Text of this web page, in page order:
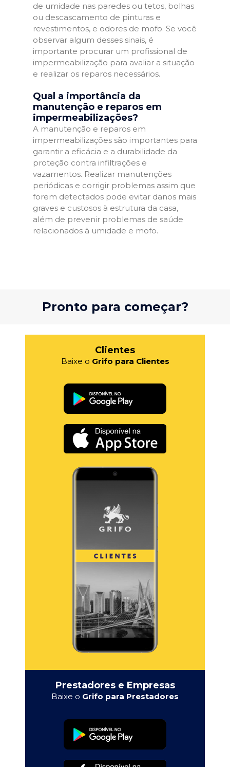
de umidade nas paredes ou tetos, bolhas
ou descascamento de pinturas e
revestimentos, e odores de mofo. Se você
observar algum desses sinais, é
importante procurar um profissional de
impermeabilização para avaliar a situação
e realizar os reparos necessários.
Qual a importância da
manutenção e reparos em
impermeabilizações?
A manutenção e reparos em
impermeabilizações são importantes para
garantir a eficácia e a durabilidade da
proteção contra infiltrações e
vazamentos. Realizar manutenções
periódicas e corrigir problemas assim que
forem detectados pode evitar danos mais
graves e custosos à estrutura da casa,
além de prevenir problemas de saúde
relacionados à umidade e mofo.
Pronto para começar?
Clientes
Baixe o Grifo para Clientes
Prestadores e Empresas
Baixe o Grifo para Prestadores